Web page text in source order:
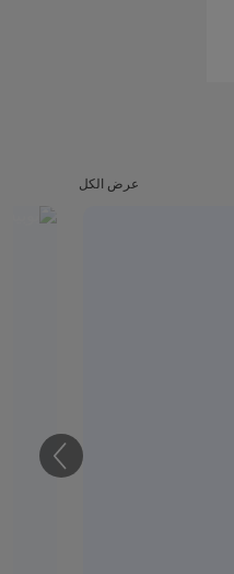
عرض الكل
التالي